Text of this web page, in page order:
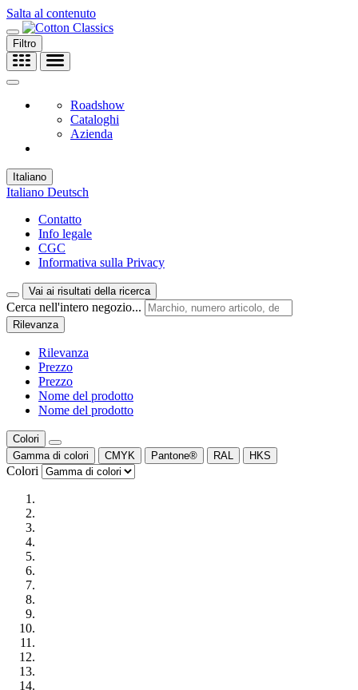
Salta al contenuto
Filtro
Roadshow
Cataloghi
Azienda
Italiano
Italiano Deutsch
Contatto
Info legale
CGC
Informativa sulla Privacy
Vai ai risultati della ricerca
Cerca nell'intero negozio...
Rilevanza
Rilevanza
Prezzo
Prezzo
Nome del prodotto
Nome del prodotto
Colori
Gamma di colori
CMYK Pantone® RAL HKS
Colori